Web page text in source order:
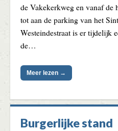
de Vakekerkweg en vanaf de
tot aan de parking van het
Westeindestraat is er tijdelijk
de…
Meer lezen →
Burgerlijke stand